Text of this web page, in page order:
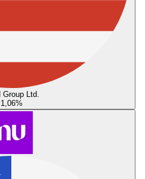
Group Ltd.
1,06%